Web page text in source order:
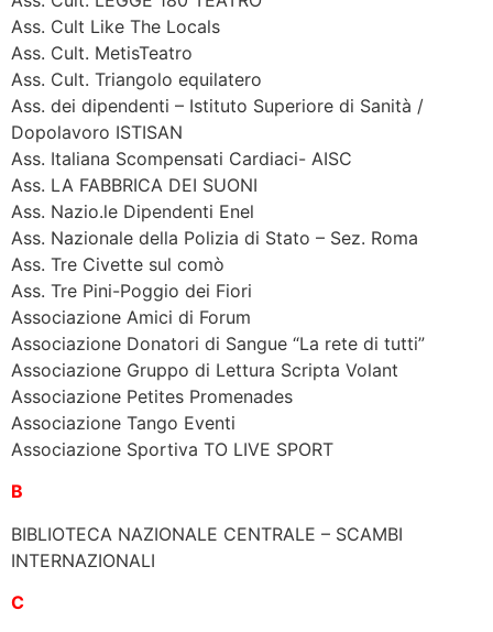
Ass. Cult Like The Locals
Ass. Cult. MetisTeatro
Ass. Cult. Triangolo equilatero
Ass. dei dipendenti – Istituto Superiore di Sanità /
Dopolavoro ISTISAN
Ass. Italiana Scompensati Cardiaci- AISC
Ass. LA FABBRICA DEI SUONI
Ass. Nazio.le Dipendenti Enel
Ass. Nazionale della Polizia di Stato – Sez. Roma
Ass. Tre Civette sul comò
Ass. Tre Pini-Poggio dei Fiori
Associazione Amici di Forum
Associazione Donatori di Sangue “La rete di tutti”
Associazione Gruppo di Lettura Scripta Volant
Associazione Petites Promenades
Associazione Tango Eventi
Associazione Sportiva TO LIVE SPORT
B
BIBLIOTECA NAZIONALE CENTRALE – SCAMBI
INTERNAZIONALI
C